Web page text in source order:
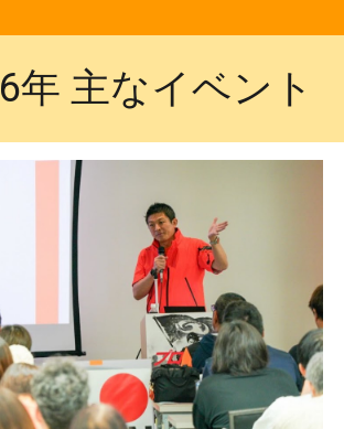
6年 主なイベント